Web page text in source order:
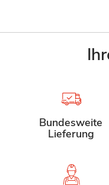
Bundesweite
Lieferung